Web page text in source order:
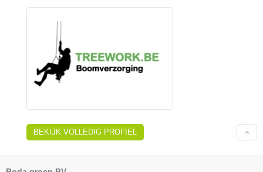
BEKIJK VOLLEDIG PROFIEL